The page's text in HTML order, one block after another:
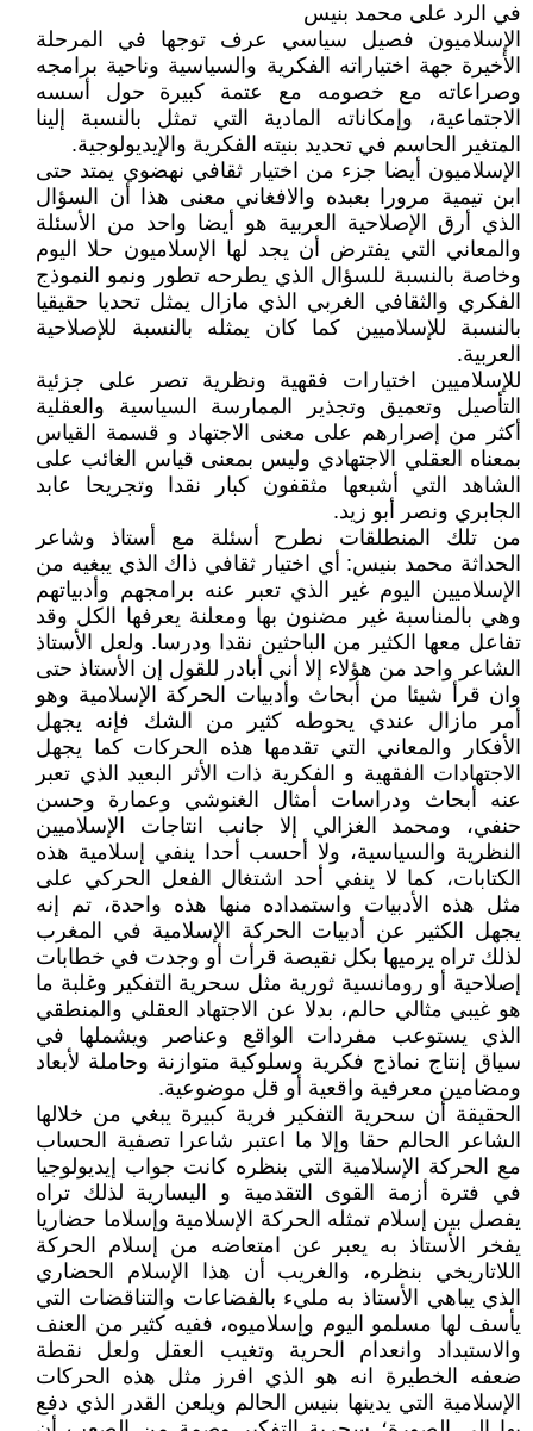
في الرد على محمد بنيس
الإسلاميون فصيل سياسي عرف توجها في المرحلة
الأخيرة جهة اختياراته الفكرية والسياسية وناحية برامجه
وصراعاته مع خصومه مع عتمة كبيرة حول أسسه
الاجتماعية، وإمكاناته المادية التي تمثل بالنسبة إلينا
المتغير الحاسم في تحديد بنيته الفكرية والإيديولوجية.
الإسلاميون أيضا جزء من اختيار ثقافي نهضوي يمتد حتى
ابن تيمية مرورا بعبده والافغاني معنى هذا أن السؤال
الذي أرق الإصلاحية العربية هو أيضا واحد من الأسئلة
والمعاني التي يفترض أن يجد لها الإسلاميون حلا اليوم
وخاصة بالنسبة للسؤال الذي يطرحه تطور ونمو النموذج
الفكري والثقافي الغربي الذي مازال يمثل تحديا حقيقيا
بالنسبة للإسلاميين كما كان يمثله بالنسبة للإصلاحية
العربية.
للإسلاميين اختيارات فقهية ونظرية تصر على جزئية
التأصيل وتعميق وتجذير الممارسة السياسية والعقلية
أكثر من إصرارهم على معنى الاجتهاد و قسمة القياس
بمعناه العقلي الاجتهادي وليس بمعنى قياس الغائب على
الشاهد التي أشبعها مثقفون كبار نقدا وتجريحا عابد
الجابري ونصر أبو زيد.
من تلك المنطلقات نطرح أسئلة مع أستاذ وشاعر
الحداثة محمد بنيس: أي اختيار ثقافي ذاك الذي يبغيه من
الإسلاميين اليوم غير الذي تعبر عنه برامجهم وأدبياتهم
وهي بالمناسبة غير مضنون بها ومعلنة يعرفها الكل وقد
تفاعل معها الكثير من الباحثين نقدا ودرسا. ولعل الأستاذ
الشاعر واحد من هؤلاء إلا أني أبادر للقول إن الأستاذ حتى
وان قرأ شيئا من أبحاث وأدبيات الحركة الإسلامية وهو
أمر مازال عندي يحوطه كثير من الشك فإنه يجهل
الأفكار والمعاني التي تقدمها هذه الحركات كما يجهل
الاجتهادات الفقهية و الفكرية ذات الأثر البعيد الذي تعبر
عنه أبحاث ودراسات أمثال الغنوشي وعمارة وحسن
حنفي، ومحمد الغزالي إلا جانب انتاجات الإسلاميين
النظرية والسياسية، ولا أحسب أحدا ينفي إسلامية هذه
الكتابات، كما لا ينفي أحد اشتغال الفعل الحركي على
مثل هذه الأدبيات واستمداده منها هذه واحدة، تم إنه
يجهل الكثير عن أدبيات الحركة الإسلامية في المغرب
لذلك تراه يرميها بكل نقيصة قرأت أو وجدت في خطابات
إصلاحية أو رومانسية ثورية مثل سحرية التفكير وغلبة ما
هو غيبي مثالي حالم، بدلا عن الاجتهاد العقلي والمنطقي
الذي يستوعب مفردات الواقع وعناصر ويشملها في
سياق إنتاج نماذج فكرية وسلوكية متوازنة وحاملة لأبعاد
ومضامين معرفية واقعية أو قل موضوعية.
الحقيقة أن سحرية التفكير فرية كبيرة يبغي من خلالها
الشاعر الحالم حقا وإلا ما اعتبر شاعرا تصفية الحساب
مع الحركة الإسلامية التي بنظره كانت جواب إيديولوجيا
في فترة أزمة القوى التقدمية و اليسارية لذلك تراه
يفصل بين إسلام تمثله الحركة الإسلامية وإسلاما حضاريا
يفخر الأستاذ به يعبر عن امتعاضه من إسلام الحركة
اللاتاريخي بنظره، والغريب أن هذا الإسلام الحضاري
الذي يباهي الأستاذ به مليء بالفضاعات والتناقضات التي
يأسف لها مسلمو اليوم وإسلاميوه، ففيه كثير من العنف
والاستبداد وانعدام الحرية وتغيب العقل ولعل نقطة
ضعفه الخطيرة انه هو الذي افرز مثل هذه الحركات
الإسلامية التي يدينها بنيس الحالم ويلعن القدر الذي دفع